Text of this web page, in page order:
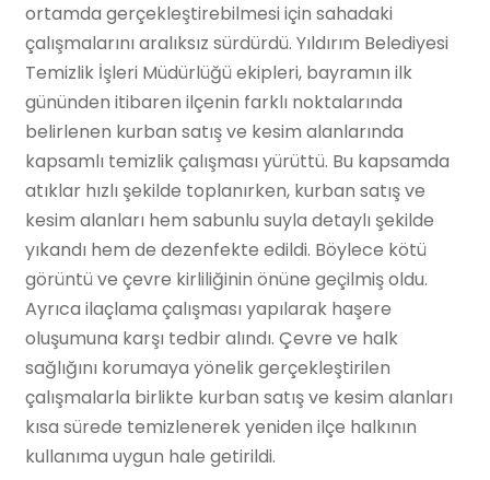
ortamda gerçekleştirebilmesi için sahadaki
çalışmalarını aralıksız sürdürdü. Yıldırım Belediyesi
Temizlik İşleri Müdürlüğü ekipleri, bayramın ilk
gününden itibaren ilçenin farklı noktalarında
belirlenen kurban satış ve kesim alanlarında
kapsamlı temizlik çalışması yürüttü. Bu kapsamda
atıklar hızlı şekilde toplanırken, kurban satış ve
kesim alanları hem sabunlu suyla detaylı şekilde
yıkandı hem de dezenfekte edildi. Böylece kötü
görüntü ve çevre kirliliğinin önüne geçilmiş oldu.
Ayrıca ilaçlama çalışması yapılarak haşere
oluşumuna karşı tedbir alındı. Çevre ve halk
sağlığını korumaya yönelik gerçekleştirilen
çalışmalarla birlikte kurban satış ve kesim alanları
kısa sürede temizlenerek yeniden ilçe halkının
kullanıma uygun hale getirildi.